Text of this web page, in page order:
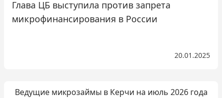
Глава ЦБ выступила против запрета
микрофинансирования в России
20.01.2025
Ведущие микрозаймы в Керчи на июль 2026 года